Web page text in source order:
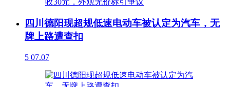
四川德阳现超规低速电动车被认定为汽车，无
牌上路遭查扣
5 07.07